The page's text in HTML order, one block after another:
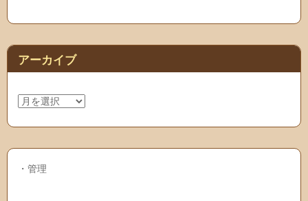
アーカイブ
ア
ー
カ
ブ
・ 管理